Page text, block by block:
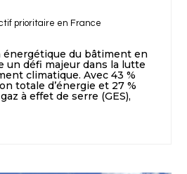
prioritaire en France
énergétique du bâtiment en
un défi majeur dans la lutte
climatique. Avec 43 %
totale d’énergie et 27 %
à effet de serre (GES),